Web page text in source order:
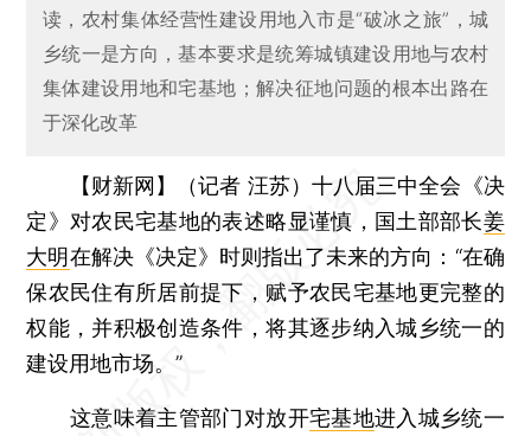
读，农村集体经营性建设用地入市是“破冰之旅”，城
乡统一是方向，基本要求是统筹城镇建设用地与农村
集体建设用地和宅基地；解决征地问题的根本出路在
于深化改革
【财新网】（记者 汪苏） 十八届三中全会《决
定》对农民宅基地的表述略显谨慎，国土部部长姜
大明在解决《决定》时则指出了未来的方向：“在确
保农民住有所居前提下，赋予农民宅基地更完整的
权能，并积极创造条件，将其逐步纳入城乡统一的
建设用地市场。”
这意味着主管部门对放开宅基地进入城乡统一